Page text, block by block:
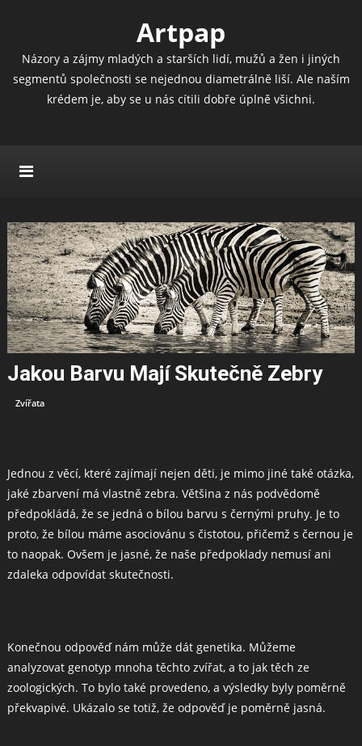
Artpap
Názory a zájmy mladých a starších lidí, mužů a žen i jiných
segmentů společnosti se nejednou diametrálně liší. Ale naším
krédem je, aby se u nás cítili dobře úplně všichni.
Jakou Barvu Mají Skutečně Zebry
Zvířata
Jednou z věcí, které zajímají nejen děti, je mimo jiné také otázka,
jaké zbarvení má vlastně zebra. Většina z nás podvědomě
předpokládá, že se jedná o bílou barvu s černými pruhy. Je to
proto, že bílou máme asociovánu s čistotou, přičemž s černou je
to naopak. Ovšem je jasné, že naše předpoklady nemusí ani
zdaleka odpovídat skutečnosti.
Konečnou odpověď nám může dát genetika. Můžeme
analyzovat genotyp mnoha těchto zvířat, a to jak těch ze
zoologických. To bylo také provedeno, a výsledky byly poměrně
překvapivé. Ukázalo se totiž, že odpověď je poměrně jasná.